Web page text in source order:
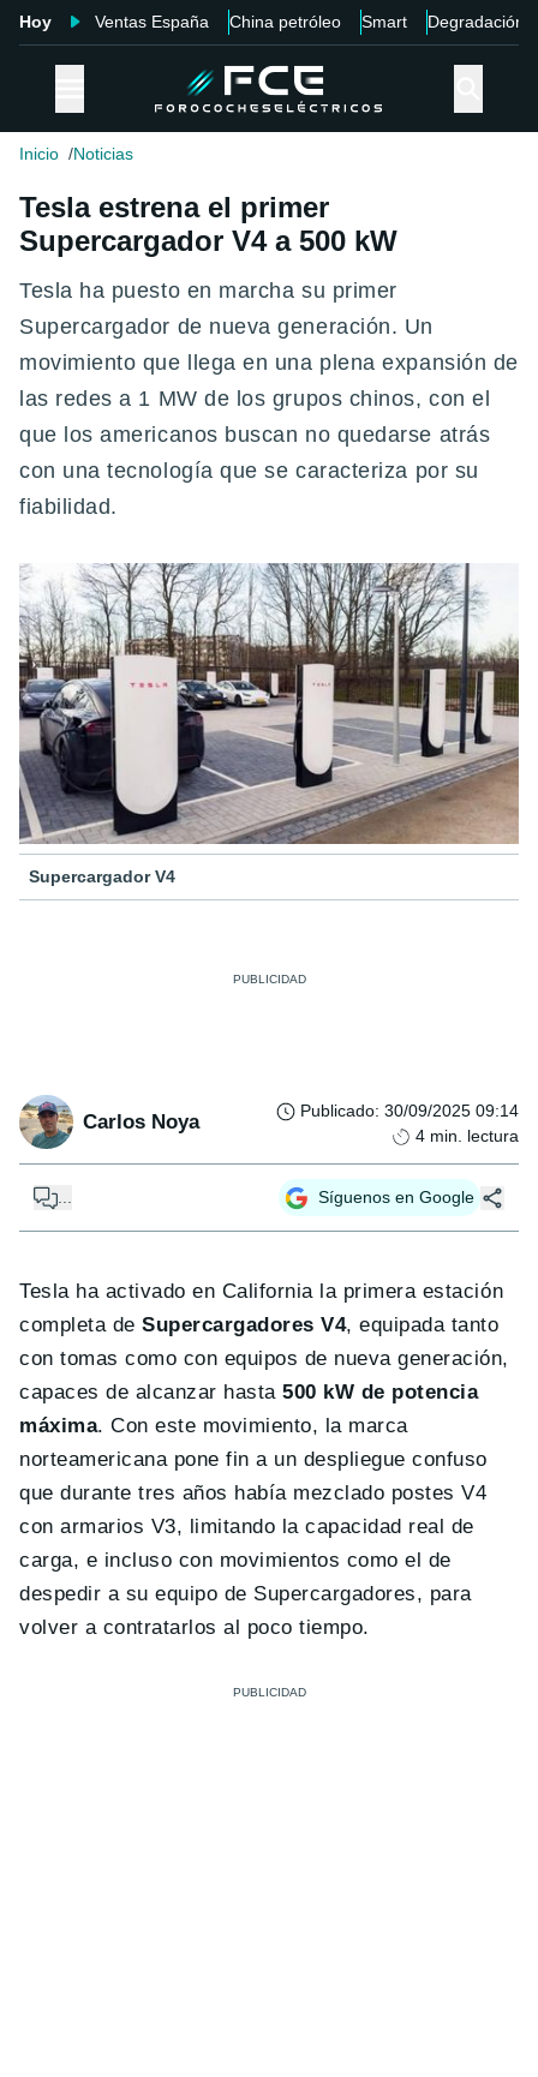
Hoy Ventas España China petróleo Smart Degradación
Inicio Noticias
Tesla estrena el primer
Supercargador V4 a 500 kW
Tesla ha puesto en marcha su primer
Supercargador de nueva generación. Un
movimiento que llega en una plena expansión de
las redes a 1 MW de los grupos chinos, con el
que los americanos buscan no quedarse atrás
con una tecnología que se caracteriza por su
fiabilidad.
Supercargador V4
Carlos Noya Publicado: 30/09/2025 09:14
4 min. lectura
... Síguenos en Google
Tesla ha activado en California la primera estación
completa deSupercargadores V4, equipada tanto
con tomas como con equipos de nueva generación,
capaces de alcanzar hasta500 kW de potencia
máxima. Con este movimiento, la marca
norteamericana pone fin a un despliegue confuso
que durante tres años había mezclado postes V4
con armarios V3, limitando la capacidad real de
carga, e incluso con movimientos como el de
despedir a su equipo de Supercargadores, para
volver a contratarlos al poco tiempo.